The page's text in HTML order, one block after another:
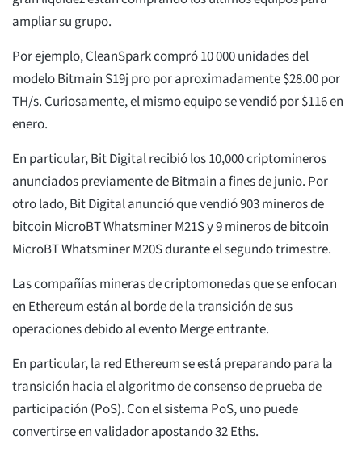
ampliar su grupo.
Por ejemplo, CleanSpark compró 10 000 unidades del
modelo Bitmain S19j pro por aproximadamente $28.00 por
TH/s. Curiosamente, el mismo equipo se vendió por $116 en
enero.
En particular, Bit Digital recibió los 10,000 criptomineros
anunciados previamente de Bitmain a fines de junio. Por
otro lado, Bit Digital anunció que vendió 903 mineros de
bitcoin MicroBT Whatsminer M21S y 9 mineros de bitcoin
MicroBT Whatsminer M20S durante el segundo trimestre.
Las compañías mineras de criptomonedas que se enfocan
en Ethereum están al borde de la transición de sus
operaciones debido al evento Merge entrante.
En particular, la red Ethereum se está preparando para la
transición hacia el algoritmo de consenso de prueba de
participación (PoS). Con el sistema PoS, uno puede
convertirse en validador apostando 32 Eths.